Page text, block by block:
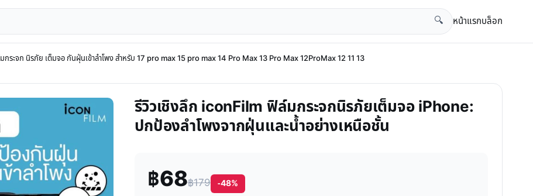
🔍 หน้าแรกบล็อก
ระจก นิรภัย เต็มจอ กันฝุ่นเข้าลำโพง สำหรับ 17 pro max 15 pro max 14 Pro Max 13 Pro Max 12ProMax 12 11 13
รีวิวเชิงลึก iconFilm ฟิล์มกระจกนิรภัยเต็มจอ iPhone:
ปกป้องลำโพงจากฝุ่นและน้ำอย่างเหนือชั้น
฿68฿179 -48%